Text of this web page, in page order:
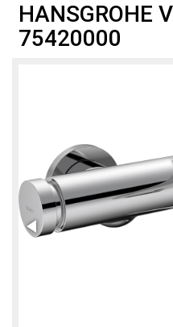
HANSGROHE
75420000